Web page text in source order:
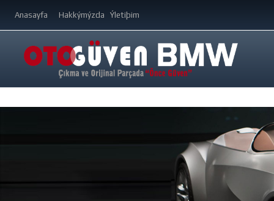
Anasayfa Hakkýmýzda Ýletiþim